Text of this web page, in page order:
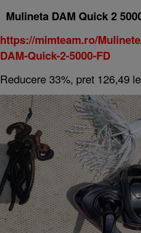
Mulineta DAM Quick 2
https://mimteam.ro/
DAM-Quick-2-5000-FD
Reducere 33%, pret 126,49